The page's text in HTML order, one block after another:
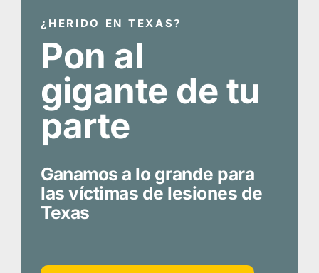
¿HERIDO EN TEXAS?
Pon al
gigante de tu
parte
Ganamos a lo grande para
las víctimas de lesiones de
Texas